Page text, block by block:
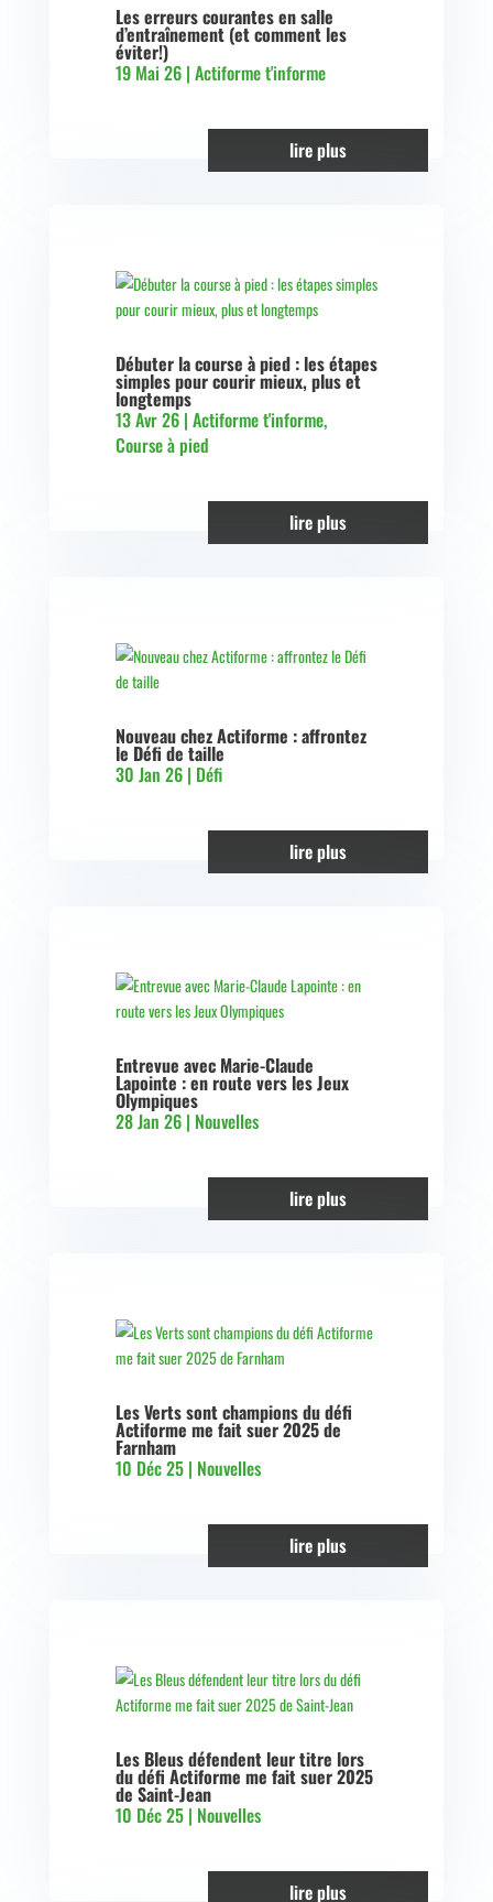
Les erreurs courantes en salle
d’entraînement (et comment les
éviter!)
19 Mai 26| Actiforme t'informe
lire plus
Débuter la course à pied : les étapes
simples pour courir mieux, plus et
longtemps
13 Avr 26| Actiforme t'informe,
Course à pied
lire plus
Nouveau chez Actiforme : affrontez
le Défi de taille
30 Jan 26| Défi
lire plus
Entrevue avec Marie-Claude
Lapointe : en route vers les Jeux
Olympiques
28 Jan 26| Nouvelles
lire plus
Les Verts sont champions du défi
Actiforme me fait suer 2025 de
Farnham
10 Déc 25| Nouvelles
lire plus
Les Bleus défendent leur titre lors
du défi Actiforme me fait suer 2025
de Saint-Jean
10 Déc 25| Nouvelles
lire plus